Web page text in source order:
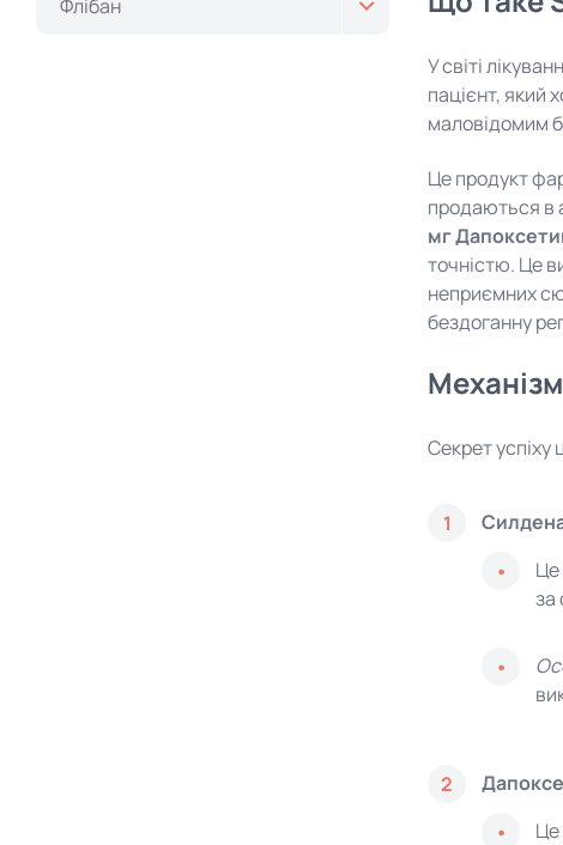
Флібан
У світі
пацієнт, який
маловідомим
Це продукт
продаються в
мг
точністю. Це
неприємних
бездоганну
Секрет успіху
1
Це
за
2
Це